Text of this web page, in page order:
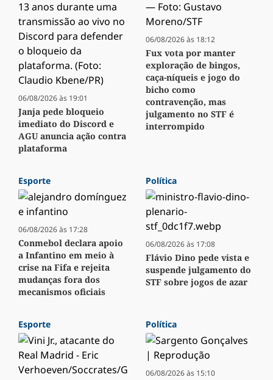
06/08/2026 às 19:01
Janja pede bloqueio
imediato do Discord e
AGU anuncia ação contra
plataforma
06/08/2026 às 18:12
Fux vota por manter
exploração de bingos,
caça-níqueis e jogo do
bicho como
contravenção, mas
julgamento no STF é
interrompido
Esporte
06/08/2026 às 17:28
Conmebol declara apoio
a Infantino em meio à
crise na Fifa e rejeita
mudanças fora dos
mecanismos oficiais
Política
06/08/2026 às 17:08
Flávio Dino pede vista e
suspende julgamento do
STF sobre jogos de azar
Esporte Política
06/08/2026 às 15:10